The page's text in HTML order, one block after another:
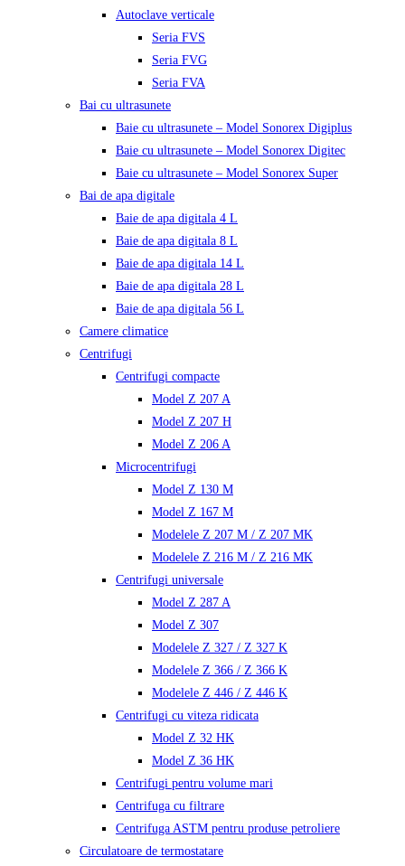
Autoclave verticale
Seria FVS
Seria FVG
Seria FVA
Bai cu ultrasunete
Baie cu ultrasunete – Model Sonorex Digiplus
Baie cu ultrasunete – Model Sonorex Digitec
Baie cu ultrasunete – Model Sonorex Super
Bai de apa digitale
Baie de apa digitala 4 L
Baie de apa digitala 8 L
Baie de apa digitala 14 L
Baie de apa digitala 28 L
Baie de apa digitala 56 L
Camere climatice
Centrifugi
Centrifugi compacte
Model Z 207 A
Model Z 207 H
Model Z 206 A
Microcentrifugi
Model Z 130 M
Model Z 167 M
Modelele Z 207 M / Z 207 MK
Modelele Z 216 M / Z 216 MK
Centrifugi universale
Model Z 287 A
Model Z 307
Modelele Z 327 / Z 327 K
Modelele Z 366 / Z 366 K
Modelele Z 446 / Z 446 K
Centrifugi cu viteza ridicata
Model Z 32 HK
Model Z 36 HK
Centrifugi pentru volume mari
Centrifuga cu filtrare
Centrifuga ASTM pentru produse petroliere
Circulatoare de termostatare